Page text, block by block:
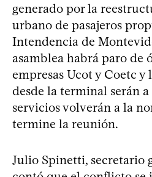
generado por la
urbano de pasajeros
Intendencia de
asamblea habrá paro de
empresas Ucot y Coetc y
desde la terminal serán a
servicios volverán a la
termine la reunión.
Julio Spinetti, secretario